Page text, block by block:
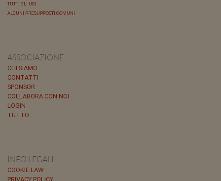
TUTTI GLI USI
ALCUNI PRESUPPOSTI COMUNI
ASSOCIAZIONE
CHI SIAMO
CONTATTI
SPONSOR
COLLABORA CON NOI
LOGIN
TUTTO
INFO LEGALI
COOKIE LAW
PRIVACY POLICY